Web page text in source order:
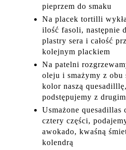
pieprzem do smaku
Na placek tortilli
ilość fasoli, następnie
plastry sera i całość
kolejnym plackiem
Na patelni
oleju i smażymy z obu
kolor naszą
podstępujemy z
Usmażone quesadillas
cztery części,
awokado, kwaśną
kolendrą